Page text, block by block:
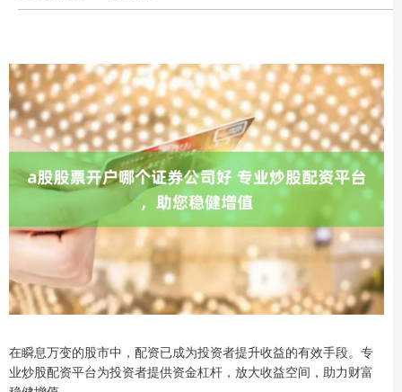
在瞬息万变的股市中，配资已成为投资者提升收益的有效手段。专
业炒股配资平台为投资者提供资金杠杆，放大收益空间，助力财富